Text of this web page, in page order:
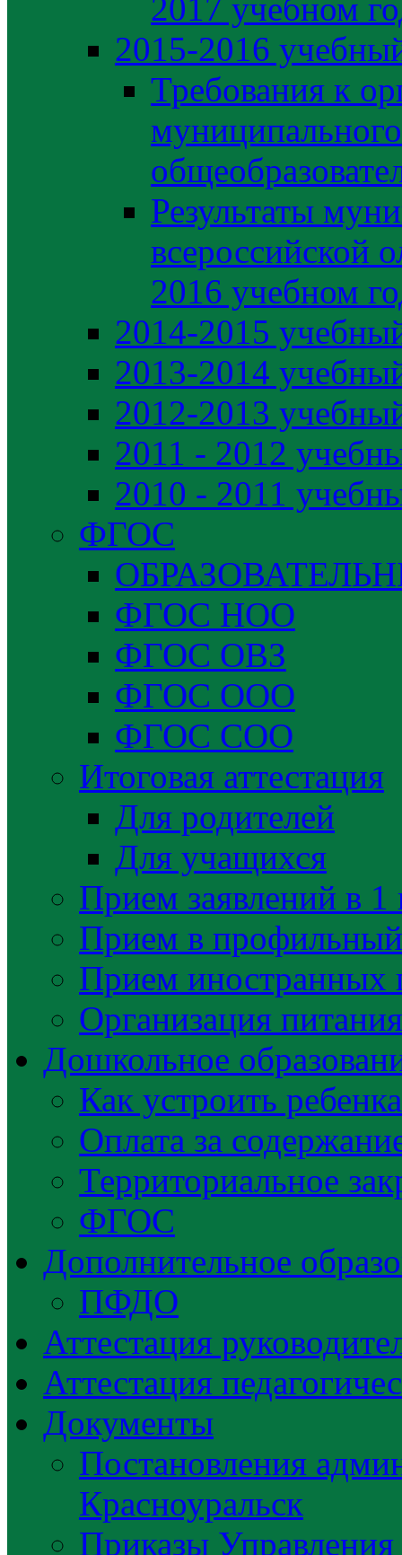
2017 учебном
2015-2016
Требования к
Результаты
всероссийской
2016 учебном
2014-2015
2013-2014
2012-2013
2011 - 2012
2010 - 2011
ФГОС
ФГОС НОО
ФГОС ОВЗ
ФГОС ООО
ФГОС СОО
Итоговая аттестация
Для родителей
Для учащихся
Прием заявлений в 1
Прием в
Прием иностранных
Организация
Дошкольное
Как устроить
Оплата за
Территориальное
ФГОС
Дополнительное
ПФДО
Аттестация
Аттестация
Документы
Постановления
Красноуральск
Приказы Управления